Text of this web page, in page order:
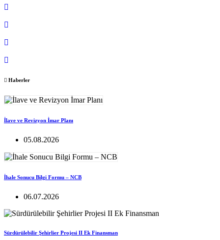
Haberler
İlave ve Revizyon İmar Planı
05.08.2026
İhale Sonucu Bilgi Formu – NCB
06.07.2026
Sürdürülebilir Şehirlier Projesi II Ek Finansman